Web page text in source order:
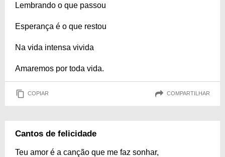
Lembrando o que passou
Esperança é o que restou
Na vida intensa vivida
Amaremos por toda vida.
COPIAR COMPARTILHAR
Cantos de felicidade
Teu amor é a canção que me faz sonhar,